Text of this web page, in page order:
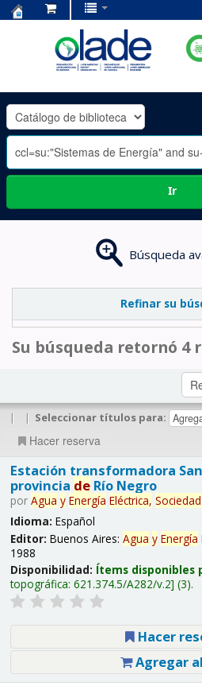
OLADE
-
Ir
Búsqueda
Refinar su
Su búsqueda retornó 4
| | Seleccionar títulos para:
Hacer reserva
Estación transformadora
provincia deRío Negro
por Agua y Energía Eléctrica, Sociedad
Idioma: Español
Editor: Buenos Aires: Agua y Energía
1988
Disponibilidad: Ítems disponibles
topográfica: 621.374.5/A282/v.2 (3).
Hacer
Agregar